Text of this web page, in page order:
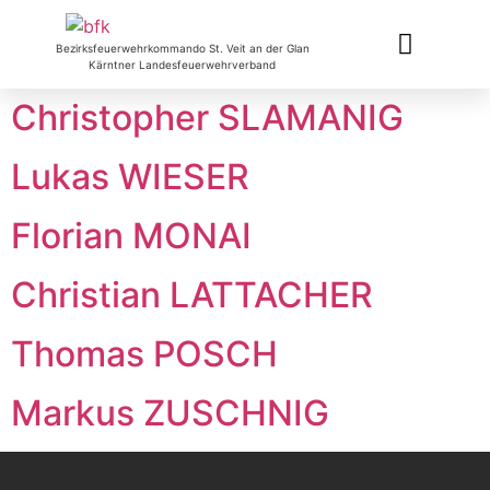
Bezirksfeuerwehrkommando St. Veit an der Glan
Kärntner Landesfeuerwehrverband
Christopher SLAMANIG
Lukas WIESER
Florian MONAI
Christian LATTACHER
Thomas POSCH
Markus ZUSCHNIG